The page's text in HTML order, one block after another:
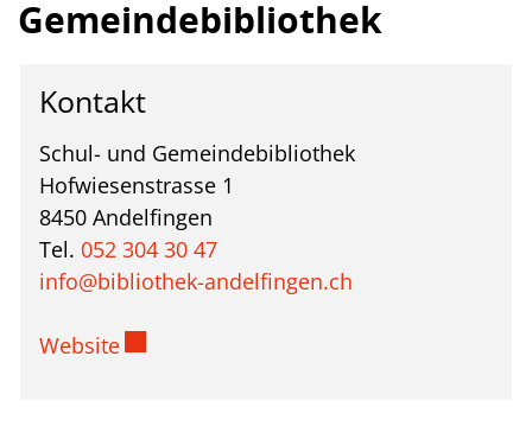
Gemeindebibliothek
Kontakt
Schul- und Gemeindebibliothek
Hofwiesenstrasse 1
8450 Andelfingen
Tel. 052 304 30 47
info@bibliothek-andelfingen.ch
WebsiteExterner Link wird in einem neuen